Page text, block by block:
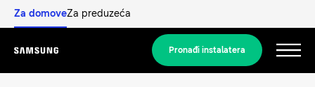
Za domoveZa preduzeća
Menu
Pronađi instalatera